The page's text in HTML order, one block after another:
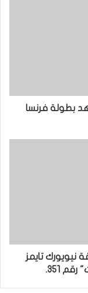
مباشر: شاهد بطولة فرنسا
نيويورك تايمز